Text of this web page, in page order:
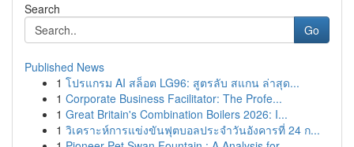
Search
Go
Published News
1 โปรแกรม AI สล็อต LG96: สูตรลับ สแกน ล่าสุด...
1 Corporate Business Facilitator: The Profe...
1 Great Britain's Combination Boilers 2026: I...
1 วิเคราะห์การแข่งขันฟุตบอลประจำวันอังคารที่ 24 ก...